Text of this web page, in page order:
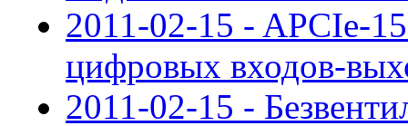
2011-02-15 - APCIe-
цифровых входов-
2011-02-15 -